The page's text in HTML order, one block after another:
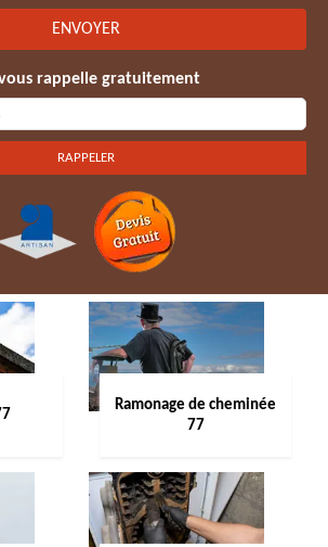
rappelle gratuitement
Ramonage de cheminée
77